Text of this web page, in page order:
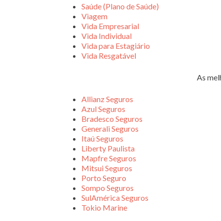
Saúde (Plano de Saúde)
Viagem
Vida Empresarial
Vida Individual
Vida para Estagiário
Vida Resgatável
As
Allianz Seguros
Azul Seguros
Bradesco Seguros
Generali Seguros
Itaú Seguros
Liberty Paulista
Mapfre Seguros
Mitsui Seguros
Porto Seguro
Sompo Seguros
SulAmérica Seguros
Tokio Marine